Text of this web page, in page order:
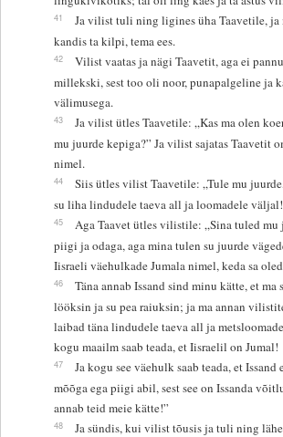
41
Ja vilist tuli ning ligines üha Taavetile, ja
kandis ta kilpi, tema ees.
42
Vilist vaatas ja nägi Taavetit, aga ei
millekski, sest too oli noor, punapalgeline ja
välimusega.
43
Ja vilist ütles Taavetile: „Kas ma olen
mu juurde kepiga?” Ja vilist sajatas Taavetit
nimel.
44
Siis ütles vilist Taavetile: „Tule mu
su liha lindudele taeva all ja loomadele
45
Aga Taavet ütles vilistile: „Sina tuled mu
piigi ja odaga, aga mina tulen su juurde
Iisraeli väehulkade Jumala nimel, keda sa
46
Täna annab Issand sind minu kätte, et ma
lööksin ja su pea raiuksin; ja ma annan
laibad täna lindudele taeva all ja
kogu maailm saab teada, et Iisraelil on Jumal!
47
Ja kogu see väehulk saab teada, et Issand
mõõga ega piigi abil, sest see on Issanda
annab teid meie kätte!”
48
Ja sündis, kui vilist tõusis ja tuli ning